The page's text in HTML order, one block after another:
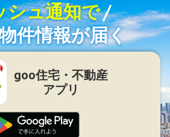
シュ通知で
件情報が届く
goo住宅・不動産
アプリ